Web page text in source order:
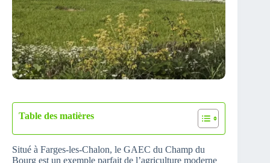
Table des matières
Situé à Farges-les-Chalon, le GAEC du Champ du
Bourg est un exemple parfait de l’agriculture moderne